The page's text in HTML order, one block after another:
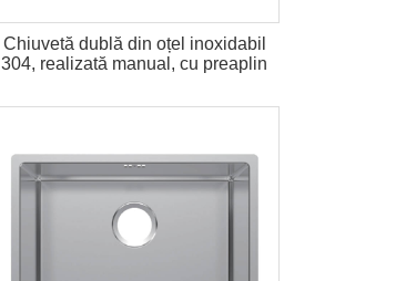
Chiuvetă dublă din oțel inoxidabil
304, realizată manual, cu preaplin